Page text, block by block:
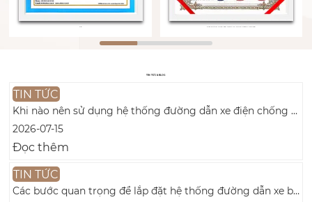
CE Giấy chứng nhận xếp hạng tín dụng doanh nghiệp
TIN TỨC & BLOG
TIN TỨC
Khi nào nên sử dụng hệ thống đường dẫn xe điện chống cháy thay vì hệ thống đường dẫn xe điện tiêu chuẩn?
2026-07-15
Đọc thêm
TIN TỨC
Các bước quan trọng để lắp đặt hệ thống đường dẫn xe buýt an toàn trong một tòa nhà mới là gì?